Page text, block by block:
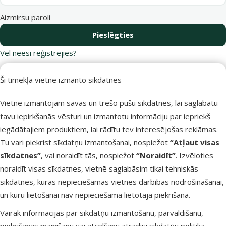
Šī tīmekļa vietne izmanto sīkdatnes
Vietnē izmantojam savas un trešo pušu sīkdatnes, lai saglabātu
tavu iepirkšanās vēsturi un izmantotu informāciju par iepriekš
iegādātajiem produktiem, lai rādītu tev interesējošas reklāmas.
Tu vari piekrist sīkdatņu izmantošanai, nospiežot “Atļaut visas
sīkdatnes”, vai noraidīt tās, nospiežot “Noraidīt”. Izvēloties
noraidīt visas sīkdatnes, vietnē saglabāsim tikai tehniskās
sīkdatnes, kuras nepieciešamas vietnes darbības nodrošināšanai,
un kuru lietošanai nav nepieciešama lietotāja piekrišana.
Vairāk informācijas par sīkdatņu izmantošanu, pārvaldīšanu,
Aizmirsu paroli
Pieslēgties
Vēl neesi reģistrējies?
saņem 10 % atlaidi pirmajam pirkumam.
Reģistrēties
Raksti e-pastā Zvani – 26 100 502
sākt saraksti
Apmeklē klātienē
kādu no mūsu veikaliem